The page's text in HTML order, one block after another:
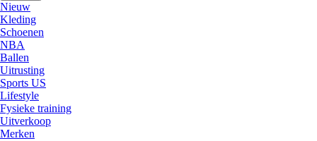
Nieuw
Kleding
Schoenen
NBA
Ballen
Uitrusting
Sports US
Lifestyle
Fysieke training
Uitverkoop
Merken